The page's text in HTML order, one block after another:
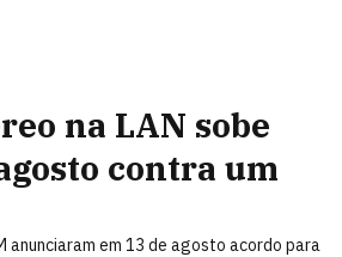
na LAN sobe
contra um
anunciaram em 13 de agosto acordo para